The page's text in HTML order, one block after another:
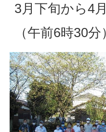
3月下旬から4
（午前6時30分